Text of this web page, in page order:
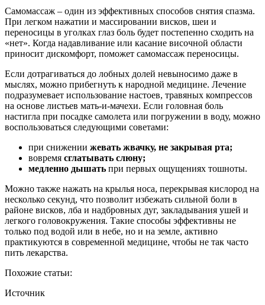
Самомассаж – один из эффективных способов снятия спазма.
При легком нажатии и массировании висков, шеи и
переносицы в уголках глаз боль будет постепенно сходить на
«нет». Когда надавливание или касание височной области
приносит дискомфорт, поможет самомассаж переносицы.
Если дотрагиваться до лобных долей невыносимо даже в
мыслях, можно прибегнуть к народной медицине. Лечение
подразумевает использование настоев, травяных компрессов
на основе листьев мать-и-мачехи. Если головная боль
настигла при посадке самолета или погружении в воду, можно
воспользоваться следующими советами:
при снижении жевать жвачку, не закрывая рта;
вовремя сглатывать слюну;
медленно дышать при первых ощущениях тошноты.
Можно также нажать на крылья носа, перекрывая кислород на
несколько секунд, что позволит избежать сильной боли в
районе висков, лба и надбровных дуг, закладывания ушей и
легкого головокружения. Такие способы эффективны не
только под водой или в небе, но и на земле, активно
практикуются в современной медицине, чтобы не так часто
пить лекарства.
Похожие статьи:
Источник